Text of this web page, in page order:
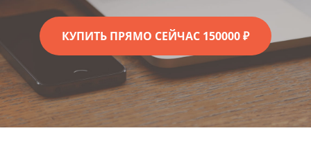
КУПИТЬ ПРЯМО СЕЙЧАС 150000 ₽